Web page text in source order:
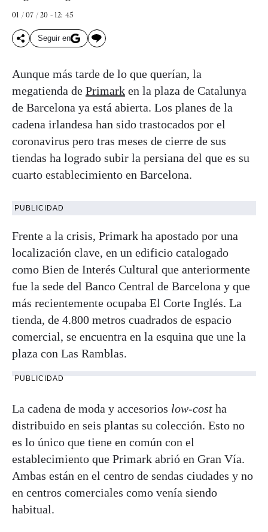
01 / 07 / 20 - 12: 45
Seguir en
Aunque más tarde de lo que querían, la
megatienda de Primark en la plaza de Catalunya
de Barcelona ya está abierta. Los planes de la
cadena irlandesa han sido trastocados por el
coronavirus pero tras meses de cierre de sus
tiendas ha logrado subir la persiana del que es su
cuarto establecimiento en Barcelona.
PUBLICIDAD
Frente a la crisis, Primark ha apostado por una
localización clave, en un edificio catalogado
como Bien de Interés Cultural que anteriormente
fue la sede del Banco Central de Barcelona y que
más recientemente ocupaba El Corte Inglés. La
tienda, de 4.800 metros cuadrados de espacio
comercial, se encuentra en la esquina que une la
plaza con Las Ramblas.
PUBLICIDAD
La cadena de moda y accesorios low-cost ha
distribuido en seis plantas su colección. Esto no
es lo único que tiene en común con el
establecimiento que Primark abrió en Gran Vía.
Ambas están en el centro de sendas ciudades y no
en centros comerciales como venía siendo
habitual.